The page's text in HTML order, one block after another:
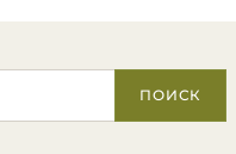
ПОИСК